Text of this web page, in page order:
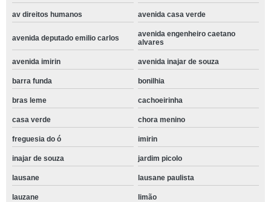
av direitos humanos avenida casa verde
avenida deputado emilio carlos
avenida engenheiro caetano
alvares
avenida imirin avenida inajar de souza
barra funda bonilhia
bras leme cachoeirinha
casa verde chora menino
freguesia do ó imirin
inajar de souza jardim picolo
lausane lausane paulista
lauzane limão